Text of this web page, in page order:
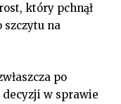
który pchnął
szczytu na
po
decyzji w sprawie